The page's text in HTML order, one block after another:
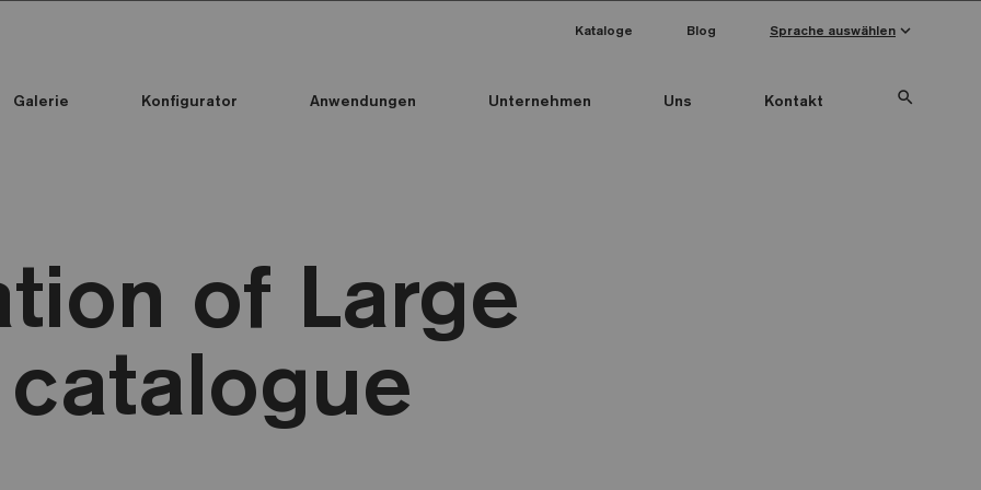
Galerie Konfigurator Anwendungen Unternehmen Uns Kontakt search
Kataloge Blog Sprache auswählen keyboard_arrow_down
of Large